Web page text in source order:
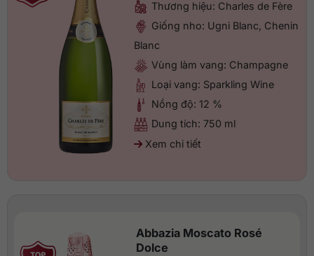
Thương hiệu: Charles de Fère
Giống nho: Ugni Blanc, Chenin
Blanc
Vùng làm vang: Champagne
Loại vang: Sparkling Wine
Nồng độ: 12 %
Dung tích: 750 ml
Xem chi tiết
Abbazia Moscato Rosé
Dolce